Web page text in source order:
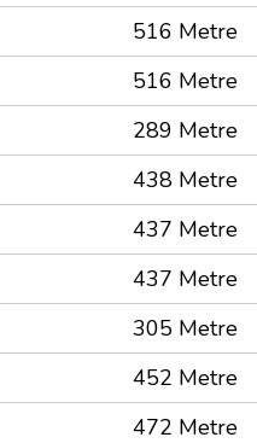
516 Metre
516 Metre
289 Metre
438 Metre
437 Metre
437 Metre
305 Metre
452 Metre
472 Metre